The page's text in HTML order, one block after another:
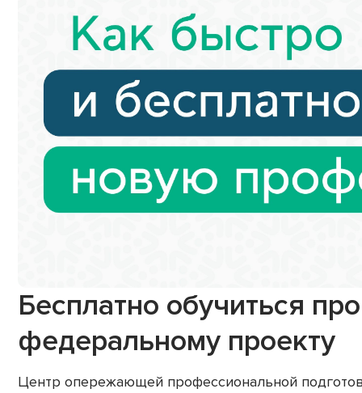
Бесплатно обучиться
федеральному проекту
Центр опережающей профессиональной